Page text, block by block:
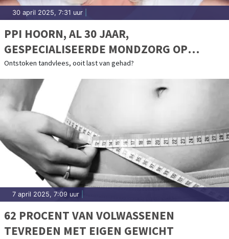
30 april 2025, 7:31 uur
PPI HOORN, AL 30 JAAR,
GESPECIALISEERDE MONDZORG OP
TOPNIVEAU
Ontstoken tandvlees, ooit last van gehad?
7 april 2025, 7:09 uur
62 PROCENT VAN VOLWASSENEN
TEVREDEN MET EIGEN GEWICHT